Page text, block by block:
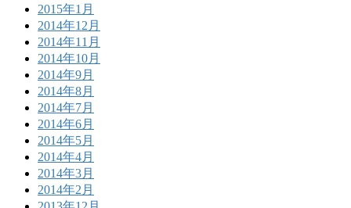
2015年1月
2014年12月
2014年11月
2014年10月
2014年9月
2014年8月
2014年7月
2014年6月
2014年5月
2014年4月
2014年3月
2014年2月